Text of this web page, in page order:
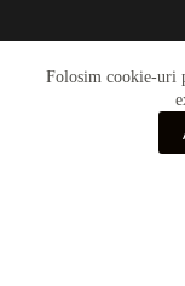
Folosim cookie-uri
Drepturi de autor ©